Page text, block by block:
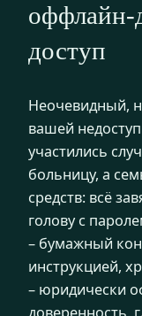
оффлайн-
доступ
Неочевидный,
вашей
участились
больницу, а
средств: всё
голову с
– бумажный
инструкцией,
– юридически